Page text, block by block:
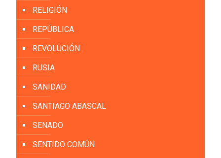
RELIGIÓN
REPÚBLICA
REVOLUCIÓN
RUSIA
SANIDAD
SANTIAGO ABASCAL
SENADO
SENTIDO COMÚN